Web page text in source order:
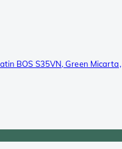
BOS S35VN, Green Micarta,